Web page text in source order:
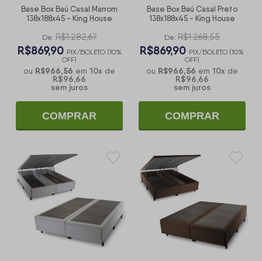
Base Box Baú Casal Marrom
138x188x45 - King House
De: R$1.282,67
R$869,90 PIX/BOLETO (10%
OFF)
ou R$966,56 em10x de
R$96,66
sem juros
COMPRAR
Base Box Baú Casal Preto
138x188x45 - King House
De: R$1.268,55
R$869,90 PIX/BOLETO (10%
OFF)
ou R$966,56 em 10x de
R$96,66
sem juros
COMPRAR